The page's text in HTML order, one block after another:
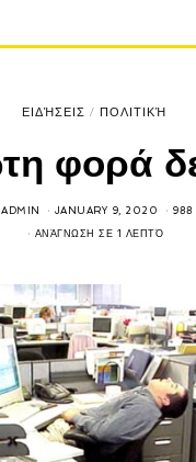
ΕΙΔΉΣΕΙΣ / ΠΟΛΙΤΙΚΉ
φορά
JANUARY 9, 2020
ΑΝΆΓΝΩΣΗ ΣΕ 1 ΛΕΠΤΌ